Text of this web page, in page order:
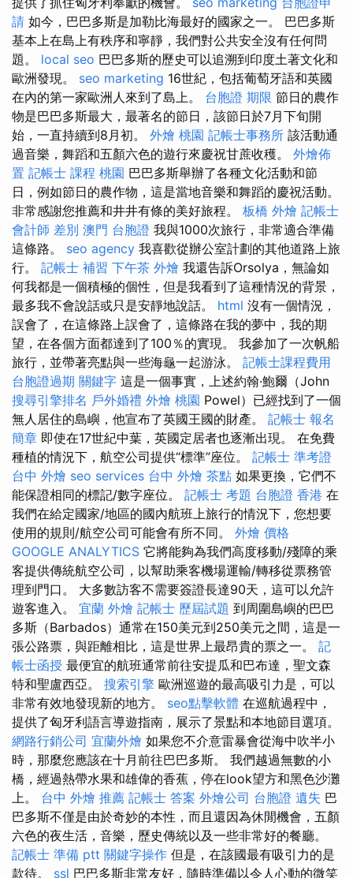
請 如今，巴巴多斯是加勒比海最好的國家之一。 巴巴多斯
基本上在島上有秩序和寧靜，我們對公共安全沒有任何問
題。 local seo 巴巴多斯的歷史可以追溯到印度土著文化和
歐洲發現。 seo marketing 16世紀，包括葡萄牙語和英國
在內的第一家歐洲人來到了島上。 台胞證 期限 節日的農作
物是巴巴多斯最大，最著名的節日，該節日於7月下旬開
始，一直持續到8月初。 外燴 桃園 記帳士事務所 該活動通
過音樂，舞蹈和五顏六色的遊行來慶祝甘蔗收穫。 外燴佈
置 記帳士 課程 桃園 巴巴多斯舉辦了各種文化活動和節
日，例如節日的農作物，這是當地音樂和舞蹈的慶祝活動。
非常感謝您推薦和井井有條的美好旅程。 板橋 外燴 記帳士
會計師 差別 澳門 台胞證 我與1000次旅行，非常適合準備
這條路。 seo agency 我喜歡從辦公室計劃的其他道路上旅
行。 記帳士 補習 下午茶 外燴 我還告訴Orsolya，無論如
何我都是一個積極的個性，但是我看到了這種情況的背景，
最多我不會說話或只是安靜地說話。 html 沒有一個情況，
誤會了，在這條路上誤會了，這條路在我的夢中，我的期
望，在各個方面都達到了100％的實現。 我參加了一次帆船
旅行，並帶著亮點與一些海龜一起游泳。 記帳士課程費用
台胞證過期 關鍵字 這是一個事實，上述約翰·鮑爾（John
搜尋引擎排名 戶外婚禮 外燴 桃園 Powel）已經找到了一個
無人居住的島嶼，他宣布了英國王國的財產。 記帳士 報名
簡章 即使在17世紀中葉，英國定居者也逐漸出現。 在免費
種植的情況下，航空公司提供“標準”座位。 記帳士 準考證
台中 外燴 seo services 台中 外燴 茶點 如果更換，它們不
能保證相同的標記/數字座位。 記帳士 考題 台胞證 香港 在
我們在給定國家/地區的國內航班上旅行的情況下，您想要
使用的規則/航空公司可能會有所不同。 外燴 價格
GOOGLE ANALYTICS 它將能夠為我們高度移動/殘障的乘
客提供傳統航空公司，以幫助乘客機場運輸/轉移從票務管
理到門口。 大多數訪客不需要簽證長達90天，這可以允許
遊客進入。 宜蘭 外燴 記帳士 歷屆試題 到周圍島嶼的巴巴
多斯（Barbados）通常在150美元到250美元之間，這是一
張公路票，與距離相比，這是世界上最昂貴的票之一。 記
帳士函授 最便宜的航班通常前往安提瓜和巴布達，聖文森
特和聖盧西亞。 搜索引擎 歐洲巡遊的最高吸引力是，可以
非常有效地發現新的地方。 seo點擊軟體 在巡航過程中，
提供了匈牙利語言導遊指南，展示了景點和本地節目選項。
網路行銷公司 宜蘭外燴 如果您不介意雷暴會從海中吹半小
時，那麼您應該在十月前往巴巴多斯。 我們越過無數的小
橋，經過熱帶水果和雄偉的香蕉，停在look望方和黑色沙灘
上。 台中 外燴 推薦 記帳士 答案 外燴公司 台胞證 遺失 巴
巴多斯不僅是由於奇妙的本性，而且還因為休閒機會，五顏
六色的夜生活，音樂，歷史傳統以及一些非常好的餐廳。
記帳士 準備 ptt 關鍵字操作 但是，在該國最有吸引力的是
款待。 ssl 巴巴多斯非常友好，隨時準備以令人心動的微笑